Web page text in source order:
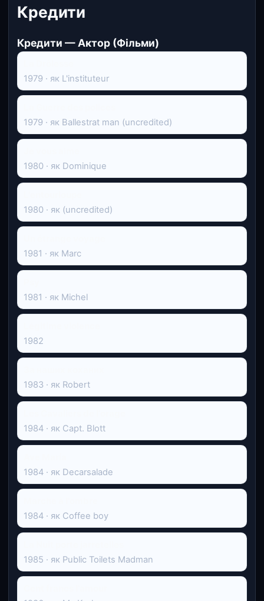
Кредити
Кредити — Актор (Фільми)
1979 · як L'instituteur
1979 · як Ballestrat man (uncredited)
1980 · як Dominique
1980 · як (uncredited)
1981 · як Marc
1981 · як Michel
1982
1983 · як Robert
1984 · як Capt. Blott
1984 · як Decarsalade
1984 · як Coffee boy
1985 · як Public Toilets Madman